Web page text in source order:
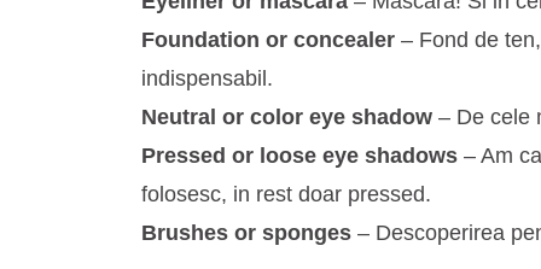
Foundation or concealer – Fond de
indispensabil.
Neutral or color eye shadow – De cele
Pressed or loose eye shadows – Am
folosesc, in rest doar pressed.
Brushes or sponges – Descoperirea